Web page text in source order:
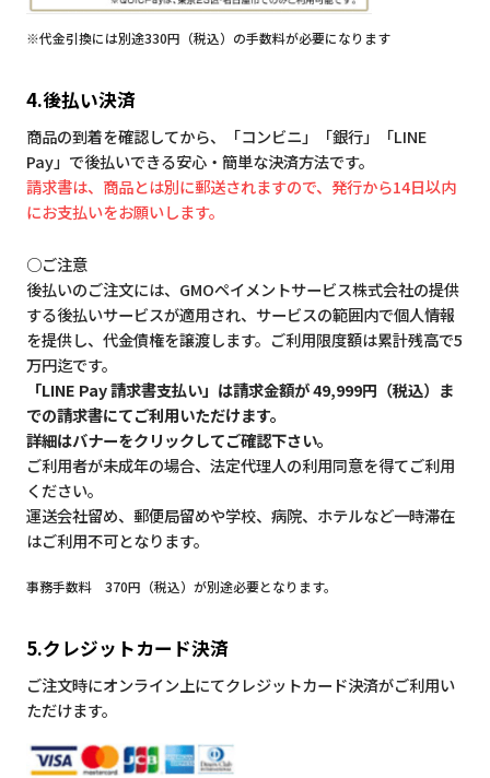
※代金引換には別途330円（税込）の手数料が必要になります
4.後払い決済
商品の到着を確認してから、「コンビニ」「銀行」「LINE
Pay」で後払いできる安心・簡単な決済方法です。
請求書は、商品とは別に郵送されますので、発行から14日以内
にお支払いをお願いします。
○ご注意
後払いのご注文には、GMOペイメントサービス株式会社の提供
する後払いサービスが適用され、サービスの範囲内で個人情報
を提供し、代金債権を譲渡します。ご利用限度額は累計残高で5
万円迄です。
「LINE Pay 請求書支払い」は請求金額が 49,999円（税込）ま
での請求書にてご利用いただけます。
詳細はバナーをクリックしてご確認下さい。
ご利用者が未成年の場合、法定代理人の利用同意を得てご利用
ください。
運送会社留め、郵便局留めや学校、病院、ホテルなど一時滞在
はご利用不可となります。
事務手数料 370円（税込）が別途必要となります。
5.クレジットカード決済
ご注文時にオンライン上にてクレジットカード決済がご利用い
ただけます。